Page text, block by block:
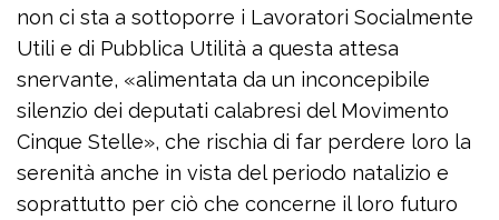
non ci sta a sottoporre i Lavoratori Socialmente
Utili e di Pubblica Utilità a questa attesa
snervante, «alimentata da un inconcepibile
silenzio dei deputati calabresi del Movimento
Cinque Stelle», che rischia di far perdere loro la
serenità anche in vista del periodo natalizio e
soprattutto per ciò che concerne il loro futuro